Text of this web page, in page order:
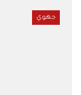
جهوي